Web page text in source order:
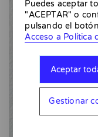
Puedes aceptar
"ACEPTAR" o
pulsando el
Acceso a Política
Aceptar
Gestionar